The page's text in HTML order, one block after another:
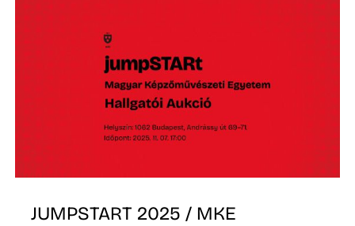
JUMPSTART 2025 / MKE